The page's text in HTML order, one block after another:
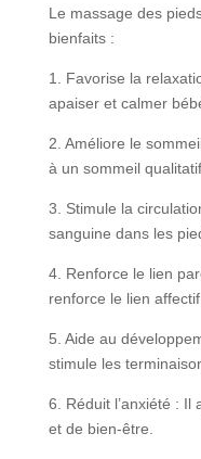
Le massage des
bienfaits :
1. Favorise la
apaiser et calmer
2. Améliore le
à un sommeil
3. Stimule la
sanguine dans les
4. Renforce le lien
renforce le lien
5. Aide au
stimule les
6. Réduit l’anxiété : Il
et de bien-être.